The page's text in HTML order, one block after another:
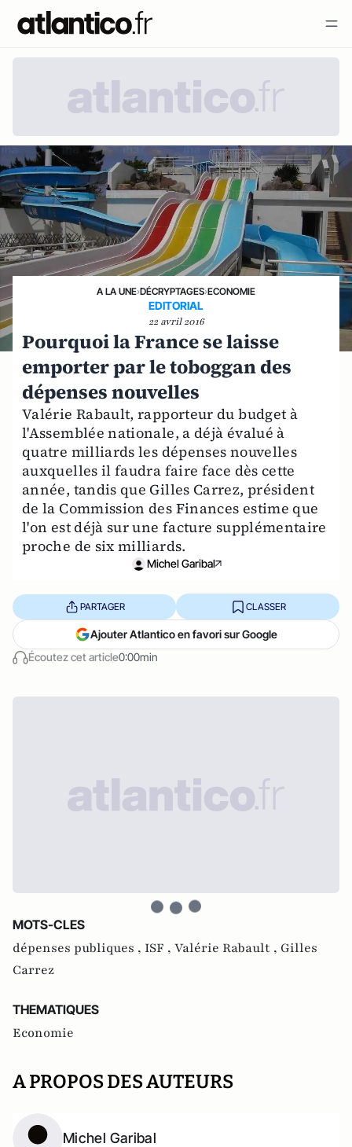
A LA UNE›DÉCRYPTAGES›ECONOMIE
EDITORIAL
22 avril 2016
Pourquoi la France se laisse
emporter par le toboggan des
dépenses nouvelles
Valérie Rabault, rapporteur du budget à
l'Assemblée nationale, a déjà évalué à
quatre milliards les dépenses nouvelles
auxquelles il faudra faire face dès cette
année, tandis que Gilles Carrez, président
de la Commission des Finances estime que
l'on est déjà sur une facture supplémentaire
proche de six milliards.
Michel Garibal
Écoutez cet article0:00min
PARTAGER CLASSER
Ajouter Atlantico en favori sur Google
MOTS-CLES
dépenses publiques , ISF , Valérie Rabault , Gilles
Carrez
THEMATIQUES
Economie
A PROPOS DES AUTEURS
Michel Garibal